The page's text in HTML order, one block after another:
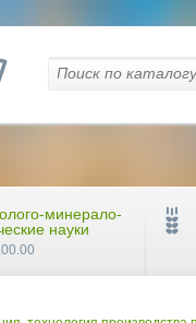
минерало-
науки